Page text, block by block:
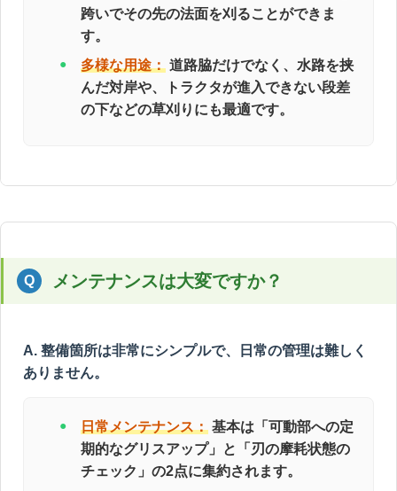
跨いでその先の法面を刈ることができま
す。
多様な用途： 道路脇だけでなく、水路を挟
んだ対岸や、トラクタが進入できない段差
の下などの草刈りにも最適です。
メンテナンスは大変ですか？
A. 整備箇所は非常にシンプルで、日常の管理は難しく
ありません。
日常メンテナンス： 基本は「可動部への定
期的なグリスアップ」と「刃の摩耗状態の
チェック」の2点に集約されます。